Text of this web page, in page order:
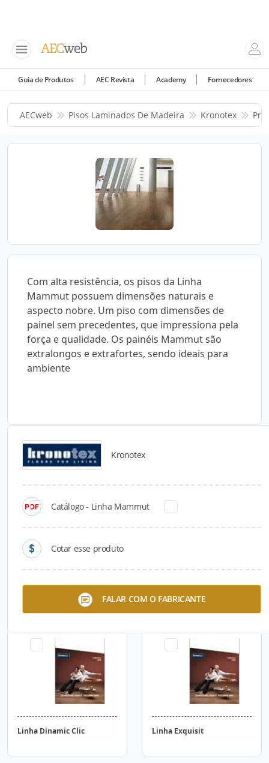
Guia de Produtos AEC Revista Academy Fornecedores
AECweb Pisos Laminados De Madeira Kronotex
Com alta resistência, os pisos da Linha
Mammut possuem dimensões naturais e
aspecto nobre. Um piso com dimensões de
painel sem precedentes, que impressiona pela
força e qualidade. Os painéis Mammut são
extralongos e extrafortes, sendo ideais para
ambiente
Kronotex
Catálogo - Linha Mammut
Cotar esse produto
FALAR COM O FABRICANTE
Catálogos para Download
Linha Dinamic Clic Linha Exquisit